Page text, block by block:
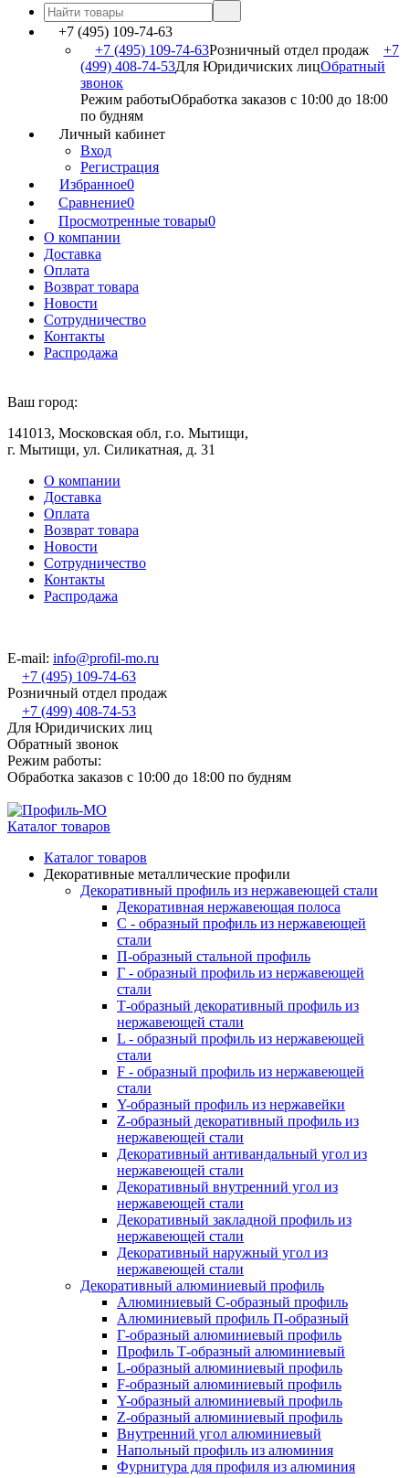
+7 (495) 109-74-63
+7 (495) 109-74-63Розничный отдел продаж
+7
(499) 408-74-53Для Юридичиских лицОбратный
звонок
Режим работыОбработка заказов с 10:00 до 18:00
по будням
Личный кабинет
Вход
Регистрация
Избранное0
Сравнение0
Просмотренные товары0
О компании
Доставка
Оплата
Возврат товара
Новости
Сотрудничество
Контакты
Распродажа
Ваш город:
141013, Московская обл, г.о. Мытищи,
г. Мытищи, ул. Силикатная, д. 31
О компании
Доставка
Оплата
Возврат товара
Новости
Сотрудничество
Контакты
Распродажа
E-mail: info@profil-mo.ru
+7 (495) 109-74-63
Розничный отдел продаж
+7 (499) 408-74-53
Для Юридичиских лиц
Обратный звонок
Режим работы:
Обработка заказов с 10:00 до 18:00 по будням
Каталог товаров
Каталог товаров
Декоративные металлические профили
Декоративный профиль из нержавеющей стали
Декоративная нержавеющая полоса
С - образный профиль из нержавеющей
стали
П-образный стальной профиль
Г - образный профиль из нержавеющей
стали
Т-образный декоративный профиль из
нержавеющей стали
L - образный профиль из нержавеющей
стали
F - образный профиль из нержавеющей
стали
Y-образный профиль из нержавейки
Z-образный декоративный профиль из
нержавеющей стали
Декоративный антивандальный угол из
нержавеющей стали
Декоративный внутренний угол из
нержавеющей стали
Декоративный закладной профиль из
нержавеющей стали
Декоративный наружный угол из
нержавеющей стали
Декоративный алюминиевый профиль
Алюминиевый С-образный профиль
Алюминиевый профиль П-образный
Г-образный алюминиевый профиль
Профиль Т-образный алюминиевый
L-образный алюминиевый профиль
F-образный алюминиевый профиль
Y-образный алюминиевый профиль
Z-образный алюминиевый профиль
Внутренний угол алюминиевый
Напольный профиль из алюминия
Фурнитура для профиля из алюминия